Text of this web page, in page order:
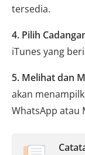
tersedia.
4. Pilih
iTunes yang
5. Melihat dan
akan
WhatsApp atau